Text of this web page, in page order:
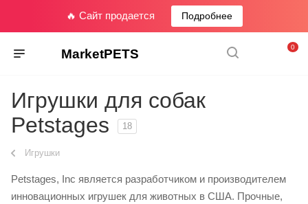
🔥 Сайт продается Подробнее
MarketPETS 0
Игрушки для собак
Petstages
18
Игрушки
Petstages, Inc является разработчиком и производителем
инновационных игрушек для животных в США. Прочные,